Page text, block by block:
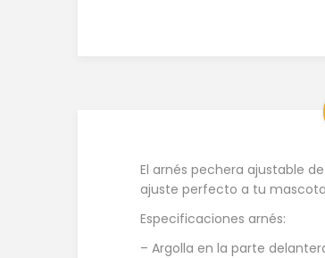
El arnés pechera ajustable
ajuste perfecto a tu
Especificaciones arnés:
– Argolla en la parte